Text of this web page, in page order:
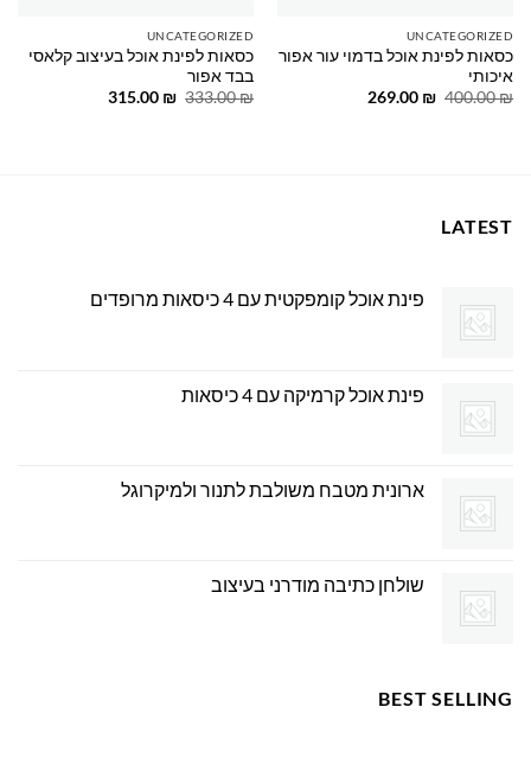
UNCATEGORIZED
כסאות לפינת אוכל בדמוי עור אפור
איכותי
400.00₪
המחיר
269.00 ₪
המחיר
UNCATEGORIZED
כסאות לפינת אוכל בעיצוב קלאסי
בבד אפור
333.00₪
המחיר
315.00 ₪
המחיר
LATEST
פינת אוכל קומפקטית עם 4 כיסאות מרופדים
פינת אוכל קרמיקה עם 4 כיסאות
ארונית מטבח משולבת לתנור ולמיקרוגל
שולחן כתיבה מודרני בעיצוב
BEST SELLING